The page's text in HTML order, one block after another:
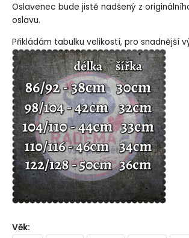
Oslavenec bude jistě nadšený z
oslavu.
Přikládám tabulku velikostí, pro snadnější
Věk: